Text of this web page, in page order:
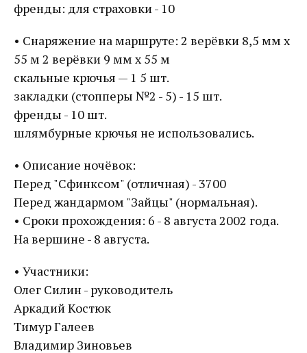
френды: для страховки - 10
• Снаряжение на маршруте: 2 верёвки 8,5 мм х
55 м 2 верёвки 9 мм х 55 м
скальные крючья — 1 5 шт.
закладки (стопперы №2 - 5) - 15 шт.
френды - 10 шт.
шлямбурные крючья не использовались.
• Описание ночёвок:
Перед "Сфинксом" (отличная) - 3700
Перед жандармом "Зайцы" (нормальная).
• Сроки прохождения: 6 - 8 августа 2002 года.
На вершине - 8 августа.
• Участники:
Олег Силин - руководитель
Аркадий Костюк
Тимур Галеев
Владимир Зиновьев